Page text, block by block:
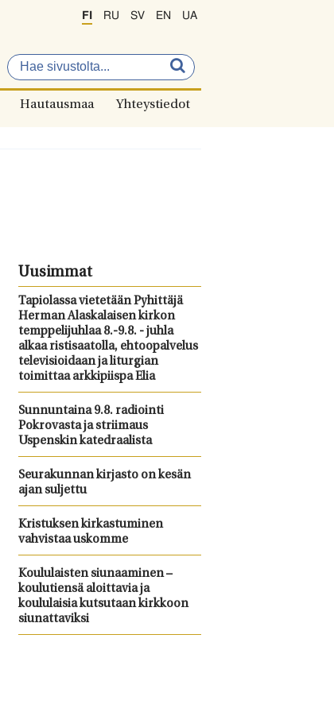
FI RU SV EN UA
Hautausmaa Yhteystiedot
Uusimmat
Tapiolassa vietetään Pyhittäjä
Herman Alaskalaisen kirkon
temppelijuhlaa 8.-9.8. - juhla
alkaa ristisaatolla, ehtoopalvelus
televisioidaan ja liturgian
toimittaa arkkipiispa Elia
Sunnuntaina 9.8. radiointi
Pokrovasta ja striimaus
Uspenskin katedraalista
Seurakunnan kirjasto on kesän
ajan suljettu
Kristuksen kirkastuminen
vahvistaa uskomme
Koululaisten siunaaminen –
koulutiensä aloittavia ja
koululaisia kutsutaan kirkkoon
siunattaviksi